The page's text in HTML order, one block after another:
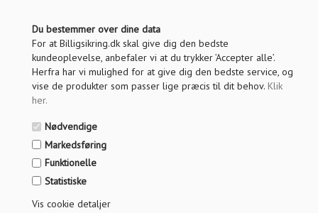
Du bestemmer over dine data
For at Billigsikring.dk skal give dig den bedste
kundeoplevelse, anbefaler vi at du trykker ’Accepter alle’.
Herfra har vi mulighed for at give dig den bedste service, og
vise de produkter som passer lige præcis til dit behov. Klik
her.
Nødvendige
Markedsføring
Funktionelle
Statistiske
Vis cookie detaljer
ABLOY MOTORLÅS
EL648/25 LÅSEKASSE
Motorlås EL648
Læs mere og vælg variant
Anvendelse:
Svingrigellås for ud- og
indvendige smalprofildøre
med høje sikkerhedskrav.
15.739,00 DKK
TILBEHØRSPOSE TIL EL580,
EL582, PE580